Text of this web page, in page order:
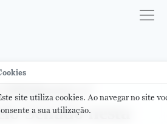
2023
é
Senado nesta
site utiliza cookies. Ao navegar no site
a sua utilização.